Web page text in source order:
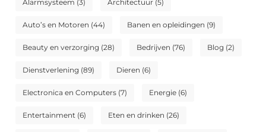
Alarmsysteem (3) Architectuur (5)
Auto’s en Motoren (44) Banen en opleidingen (9)
Beauty en verzorging (28) Bedrijven (76) Blog (2)
Dienstverlening (89) Dieren (6)
Electronica en Computers (7) Energie (6)
Entertainment (6) Eten en drinken (26)